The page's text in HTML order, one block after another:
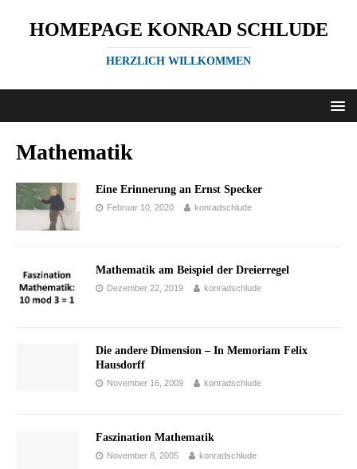
HOMEPAGE KONRAD SCHLUDE
HERZLICH WILLKOMMEN
Mathematik
Eine Erinnerung an Ernst Specker
Februar 10, 2020 konradschlude
Mathematik am Beispiel der Dreierregel
Dezember 22, 2019 konradschlude
Die andere Dimension – In Memoriam Felix
Hausdorff
November 16, 2009 konradschlude
Faszination Mathematik
November 8, 2005 konradschlude